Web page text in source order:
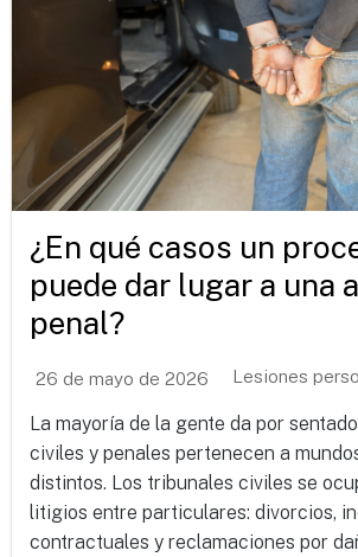
¿En qué casos un
puede dar lugar a una
penal?
26 de mayo de 2026 Lesiones
La mayoría de la gente da por
civiles y penales pertenecen a
distintos. Los tribunales civiles se
litigios entre particulares: divorcios,
contractuales y reclamaciones por